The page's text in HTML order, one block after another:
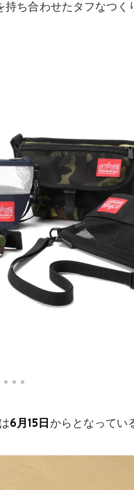
ち合わせたタフなつく
は6月15日 からとなってい